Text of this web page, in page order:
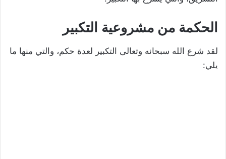
الحكمة من مشروعية التكبير
لقد شرع الله سبحانه وتعالى التكبير لعدة حكم، والتي منها ما
يلي: